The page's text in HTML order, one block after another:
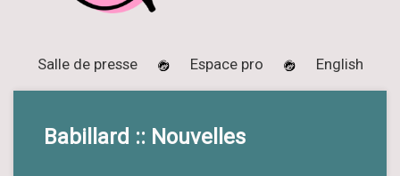
Salle de presse Espace pro English
Babillard :: Nouvelles